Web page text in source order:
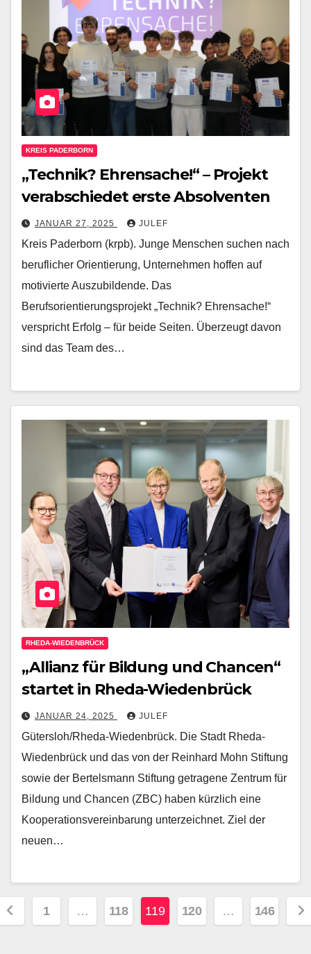
KREIS PADERBORN
„Technik? Ehrensache!“ – Projekt
verabschiedet erste Absolventen
JANUAR 27, 2025 JULEF
Kreis Paderborn (krpb). Junge Menschen suchen nach
beruflicher Orientierung, Unternehmen hoffen auf
motivierte Auszubildende. Das
Berufsorientierungsprojekt „Technik? Ehrensache!“
verspricht Erfolg – für beide Seiten. Überzeugt davon
sind das Team des…
RHEDA-WIEDENBRÜCK
„Allianz für Bildung und Chancen“
startet in Rheda-Wiedenbrück
JANUAR 24, 2025 JULEF
Gütersloh/Rheda-Wiedenbrück. Die Stadt Rheda-
Wiedenbrück und das von der Reinhard Mohn Stiftung
sowie der Bertelsmann Stiftung getragene Zentrum für
Bildung und Chancen (ZBC) haben kürzlich eine
Kooperationsvereinbarung unterzeichnet. Ziel der
neuen…
1 … 118 119 120 … 146